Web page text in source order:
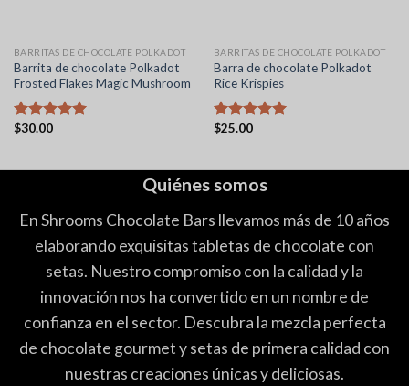
BARRITAS DE CHOCOLATE POLKADOT
Barrita de chocolate Polkadot
Frosted Flakes Magic Mushroom
Valorado
$30.00
BARRITAS DE CHOCOLATE POLKADOT
Barra de chocolate Polkadot
Rice Krispies
Valorado
$25.00
Quiénes somos
En Shrooms Chocolate Bars llevamos más de 10 años
elaborando exquisitas tabletas de chocolate con
setas. Nuestro compromiso con la calidad y la
innovación nos ha convertido en un nombre de
confianza en el sector. Descubra la mezcla perfecta
de chocolate gourmet y setas de primera calidad con
nuestras creaciones únicas y deliciosas.